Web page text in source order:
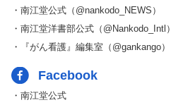
・南江堂公式（@nankodo_NEWS）
・南江堂洋書部公式（@Nankodo_Intl）
・『がん看護』編集室（@gankango）
Facebook
・南江堂公式